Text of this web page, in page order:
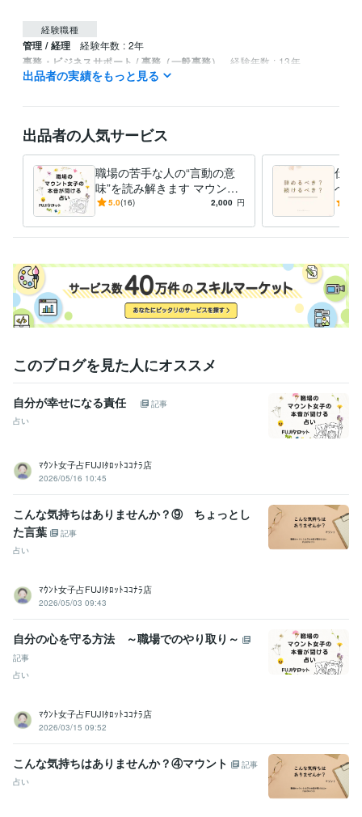
経験職種
管理 / 経理 経験年数 : 2年
事務・ビジネスサポート / 事務（一般事務） 経験年数 : 13年
ライフスタイル・その他 / 占い師
ライフスタイル・その他 / その他
経験年数 : 4年
受賞歴
ココナラ　ブロンズランク
資格・検定
上級心理カウンセラー 取得年 : 2022年
メンタル心理カウンセラー
占い インスピレーションタロット
悩み相談・カウンセリング 心理カウンセラー
出品者の実績をもっと見る
出品者の人気サービス
職場の苦手な人の“言動の意
味”を読み解きます マウント
傾向・具体的な対応/対策ま
5.0(16) 2,000 円
仕事
べき
間関
このブログを見た人にオススメ
自分が幸せになる責任
記事
占い
ﾏｳﾝﾄ女子占FUJIﾀﾛｯﾄｺｺﾅﾗ店
2026/05/16 10:45
こんな気持ちはありませんか？⑨ ちょっとし
た言葉
記事
占い
ﾏｳﾝﾄ女子占FUJIﾀﾛｯﾄｺｺﾅﾗ店
2026/05/03 09:43
自分の心を守る方法 ～職場でのやり取り～
記事
占い
ﾏｳﾝﾄ女子占FUJIﾀﾛｯﾄｺｺﾅﾗ店
2026/03/15 09:52
こんな気持ちはありませんか？④マウント
記事
占い